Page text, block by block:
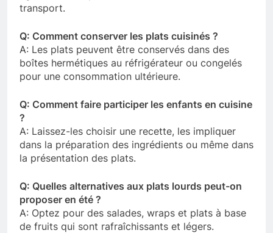
transport.
Q: Comment conserver les plats cuisinés ?
A: Les plats peuvent être conservés dans des
boîtes hermétiques au réfrigérateur ou congelés
pour une consommation ultérieure.
Q: Comment faire participer les enfants en cuisine
?
A: Laissez-les choisir une recette, les impliquer
dans la préparation des ingrédients ou même dans
la présentation des plats.
Q: Quelles alternatives aux plats lourds peut-on
proposer en été ?
A: Optez pour des salades, wraps et plats à base
de fruits qui sont rafraîchissants et légers.